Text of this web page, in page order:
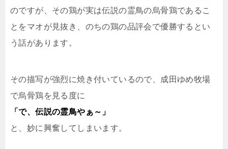
のですが、その鶏が実は伝説の霊鳥の烏骨鶏であるこ
とをマオが見抜き、のちの鶏の品評会で優勝するとい
う話があります。
その描写が強烈に焼き付いているので、成田ゆめ牧場
で烏骨鶏を見る度に
「で、伝説の霊鳥やぁ～」
と、妙に興奮してしまいます。